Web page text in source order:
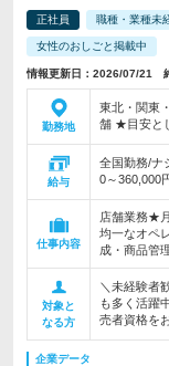
正社員 職種・業種未
女性のおしごと掲載中
情報更新日：2026/07/21
勤務地
東北・関東
舗 ★目安と
給与
全国勤務/ナ
0～360,000
仕事内容
店舗業務★
均一なオペ
成・商品管
対象と
なる方
＼未経験者
も多く活躍
売者資格を
企業データ